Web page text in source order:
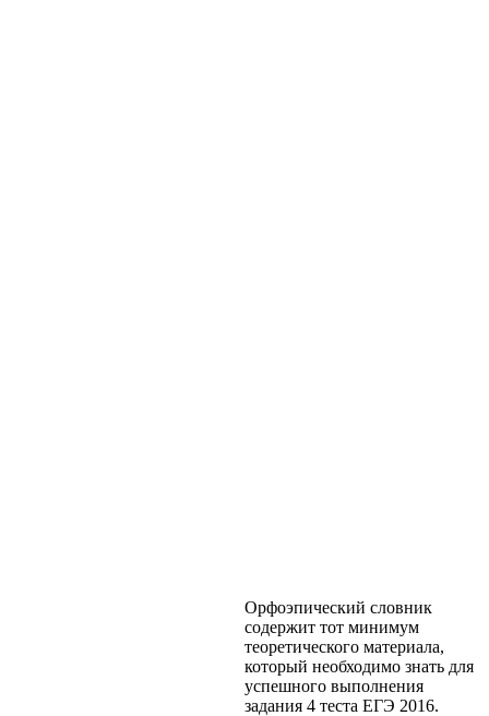
Орфоэпический словник
содержит тот минимум
теоретического материала,
который необходимо знать для
успешного выполнения
задания 4 теста ЕГЭ 2016.